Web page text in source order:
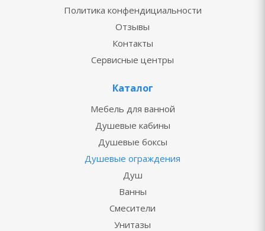
Политика конфендициальности
Отзывы
Контакты
Сервисные центры
Каталог
Мебель для ванной
Душевые кабины
Душевые боксы
Душевые ограждения
Душ
Ванны
Смесители
Унитазы